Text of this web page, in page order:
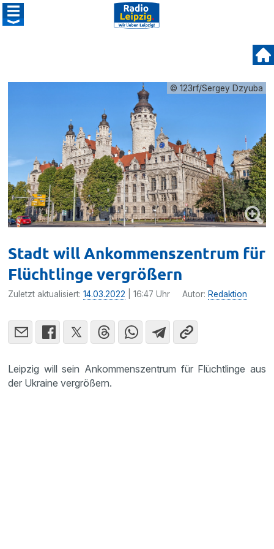
© 123rf/Sergey Dzyuba
Stadt will Ankommenszentrum für
Flüchtlinge vergrößern
Zuletzt aktualisiert:14.03.2022 | 16:47 Uhr Autor: Redaktion
Leipzig will sein Ankommenszentrum für Flüchtlinge aus
der Ukraine vergrößern.